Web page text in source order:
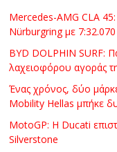
Mercedes-AMG CLA 45:
Nürburgring με 7:32.070
BYD DOLPHIN SURF:
λαχειοφόρου αγοράς
Ένας χρόνος, δύο
Mobility Hellas μπήκε
MotoGP: Η Ducati
Silverstone